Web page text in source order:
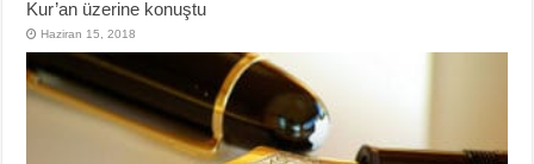
Kur’an üzerine konuştu
Haziran 15, 2018